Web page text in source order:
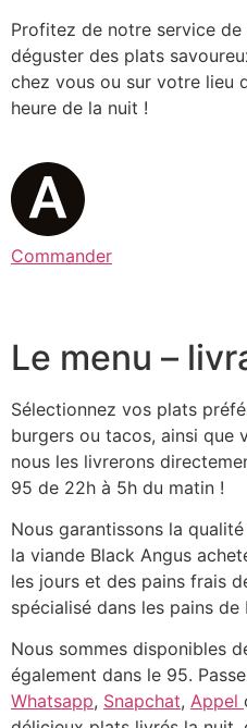
Profitez de notre service
déguster des plats
chez vous ou sur votre lieu
heure de la nuit !
Commander
Le menu –
Sélectionnez vos plats
burgers ou tacos, ainsi que
nous les livrerons
95 de 22h à 5h du matin !
Nous garantissons la
la viande Black Angus
les jours et des pains frais
spécialisé dans les pains de
Nous sommes disponibles
également dans le 95.
Whatsapp, Snapchat, Appel